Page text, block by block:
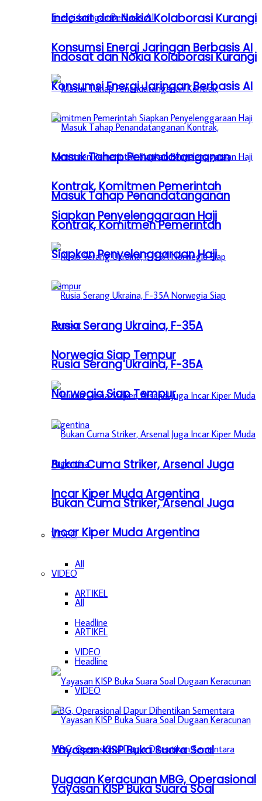
Indosat dan Nokia Kolaborasi Kurangi
Konsumsi Energi Jaringan Berbasis AI
Masuk Tahap Penandatanganan
Kontrak, Komitmen Pemerintah
Siapkan Penyelenggaraan Haji
Rusia Serang Ukraina, F-35A
Norwegia Siap Tempur
Bukan Cuma Striker, Arsenal Juga
Incar Kiper Muda Argentina
VIDEO
All
ARTIKEL
Headline
VIDEO
Yayasan KISP Buka Suara Soal
Dugaan Keracunan MBG, Operasional
Indosat dan Nokia Kolaborasi Kurangi
Konsumsi Energi Jaringan Berbasis AI
Masuk Tahap Penandatanganan
Kontrak, Komitmen Pemerintah
Siapkan Penyelenggaraan Haji
Rusia Serang Ukraina, F-35A
Norwegia Siap Tempur
Bukan Cuma Striker, Arsenal Juga
Incar Kiper Muda Argentina
VIDEO
All
ARTIKEL
Headline
VIDEO
Yayasan KISP Buka Suara Soal